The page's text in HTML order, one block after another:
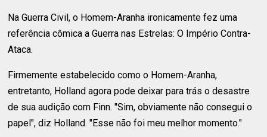
Na Guerra Civil, o Homem-Aranha ironicamente fez uma
referência cômica a Guerra nas Estrelas: O Império Contra-
Ataca.
Firmemente estabelecido como o Homem-Aranha,
entretanto, Holland agora pode deixar para trás o desastre
de sua audição com Finn. "Sim, obviamente não consegui o
papel", diz Holland. "Esse não foi meu melhor momento."